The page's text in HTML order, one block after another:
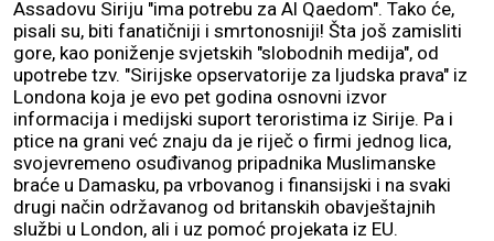
Assadovu Siriju "ima potrebu za Al Qaedom". Tako će,
pisali su, biti fanatičniji i smrtonosniji! Šta još zamisliti
gore, kao poniženje svjetskih "slobodnih medija", od
upotrebe tzv. "Sirijske opservatorije za ljudska prava" iz
Londona koja je evo pet godina osnovni izvor
informacija i medijski suport teroristima iz Sirije. Pa i
ptice na grani već znaju da je riječ o firmi jednog lica,
svojevremeno osuđivanog pripadnika Muslimanske
braće u Damasku, pa vrbovanog i finansijski i na svaki
drugi način održavanog od britanskih obavještajnih
službi u London, ali i uz pomoć projekata iz EU.